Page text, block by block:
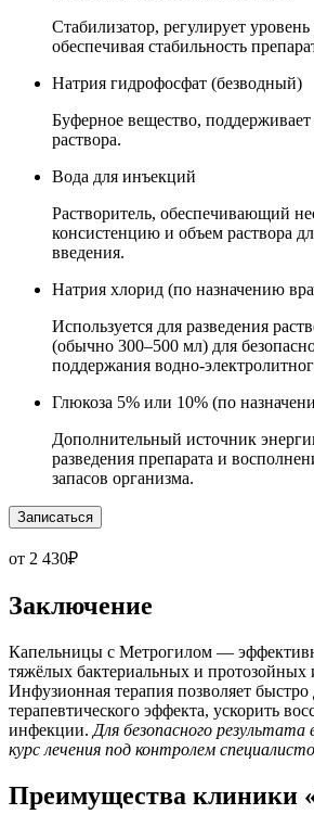
Стабилизатор, регулирует уровень
обеспечивая стабильность
Натрия гидрофосфат (безводный)
Буферное вещество, поддерживает
раствора.
Вода для инъекций
Растворитель, обеспечивающий
консистенцию и объем раствора
введения.
Натрия хлорид (по назначению
Используется для разведения
(обычно 300–500 мл) для
поддержания водно-
Глюкоза 5% или 10% (по
Дополнительный источник
разведения препарата и
запасов организма.
Записаться
от 2 430₽
Заключение
Капельницы с Метрогилом —
тяжёлых бактериальных и протозойных
Инфузионная терапия позволяет быстро
терапевтического эффекта, ускорить
инфекции. Для безопасного
курс лечения под контролем
Преимущества клиники